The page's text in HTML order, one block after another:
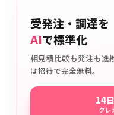
受発注・調達を
AIで標準化
相見積比較も発注も進
は招待で完全無料。
14
クレ